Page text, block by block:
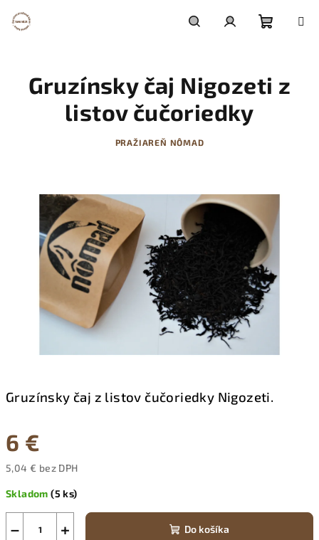
obsah
košík
Gruzínsky čaj z listov čučoriedky Nigozeti.
6 €
5,04 € bez DPH
cena:
Skladom(5 ks)
+
− Do košíka
Gruzínsky čaj Nigozeti z
listov čučoriedky
PRAŽIAREŇ NÔMAD